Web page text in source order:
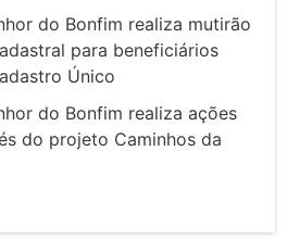
do Bonfim realiza mutirão
para beneficiários
Único
do Bonfim realiza ações
do projeto Caminhos da